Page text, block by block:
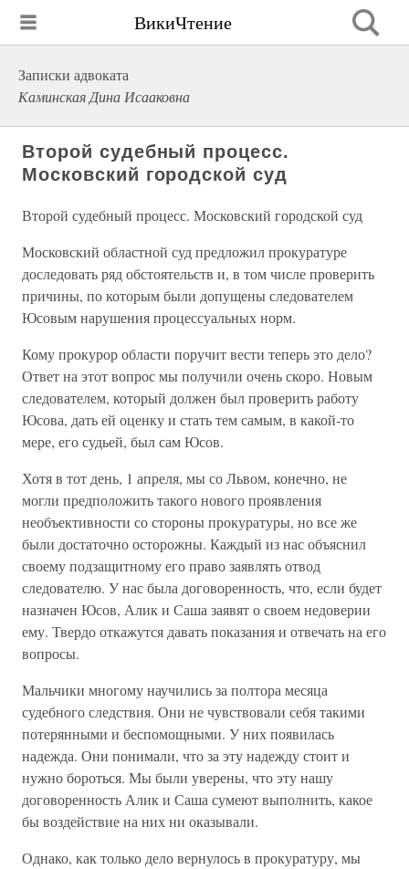
ВикиЧтение
Записки адвоката
Каминская Дина Исааковна
Второй судебный процесс.
Московский городской суд
Второй судебный процесс. Московский городской суд
Московский областной суд предложил прокуратуре
доследовать ряд обстоятельств и, в том числе проверить
причины, по которым были допущены следователем
Юсовым нарушения процессуальных норм.
Кому прокурор области поручит вести теперь это дело?
Ответ на этот вопрос мы получили очень скоро. Новым
следователем, который должен был проверить работу
Юсова, дать ей оценку и стать тем самым, в какой-то
мере, его судьей, был сам Юсов.
Хотя в тот день, 1 апреля, мы со Львом, конечно, не
могли предположить такого нового проявления
необъективности со стороны прокуратуры, но все же
были достаточно осторожны. Каждый из нас объяснил
своему подзащитному его право заявлять отвод
следователю. У нас была договоренность, что, если будет
назначен Юсов, Алик и Саша заявят о своем недоверии
ему. Твердо откажутся давать показания и отвечать на его
вопросы.
Мальчики многому научились за полтора месяца
судебного следствия. Они не чувствовали себя такими
потерянными и беспомощными. У них появилась
надежда. Они понимали, что за эту надежду стоит и
нужно бороться. Мы были уверены, что эту нашу
договоренность Алик и Саша сумеют выполнить, какое
бы воздействие на них ни оказывали.
Однако, как только дело вернулось в прокуратуру, мы